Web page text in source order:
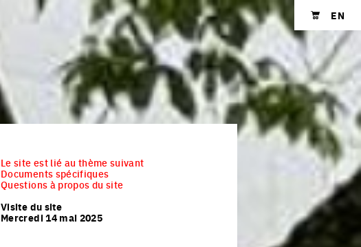
Shopping cart
EN
Le site est lié au thème suivant
Documents spécifiques
Questions à propos du site
Visite du site
Mercredi 14 mai 2025